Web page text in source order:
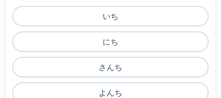
いち
にち
さんち
よんち